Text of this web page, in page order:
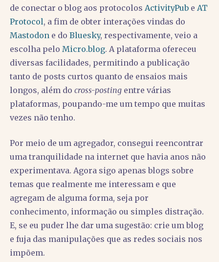
de conectar o blog aos protocolos ActivityPub e AT
Protocol, a fim de obter interações vindas do
Mastodon e do Bluesky, respectivamente, veio a
escolha pelo Micro.blog. A plataforma ofereceu
diversas facilidades, permitindo a publicação
tanto de posts curtos quanto de ensaios mais
longos, além do cross-posting entre várias
plataformas, poupando-me um tempo que muitas
vezes não tenho.
Por meio de um agregador, consegui reencontrar
uma tranquilidade na internet que havia anos não
experimentava. Agora sigo apenas blogs sobre
temas que realmente me interessam e que
agregam de alguma forma, seja por
conhecimento, informação ou simples distração.
E, se eu puder lhe dar uma sugestão: crie um blog
e fuja das manipulações que as redes sociais nos
impõem.